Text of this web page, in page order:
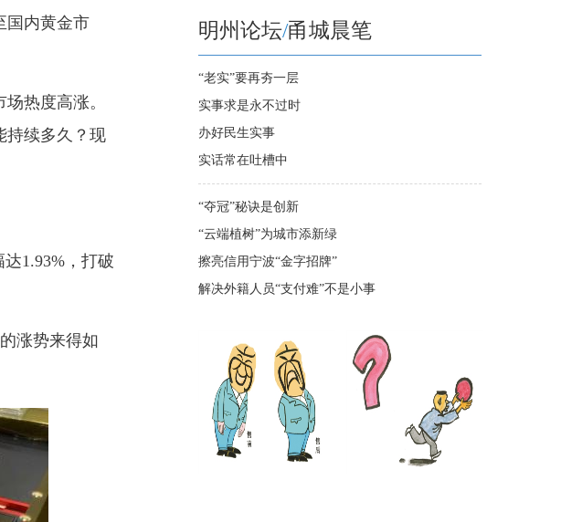
国内黄金市
热度高涨。
持续多久？现
1.93%，打破
涨势来得如
明州论坛/甬城晨笔
“老实”要再夯一层
实事求是永不过时
办好民生实事
实话常在吐槽中
“夺冠”秘诀是创新
“云端植树”为城市添新绿
擦亮信用宁波“金字招牌”
解决外籍人员“支付难”不是小事